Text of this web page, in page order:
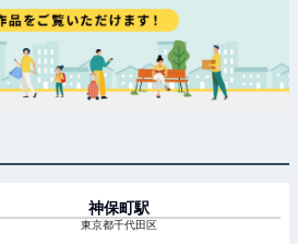
神保町駅
東京都千代田区